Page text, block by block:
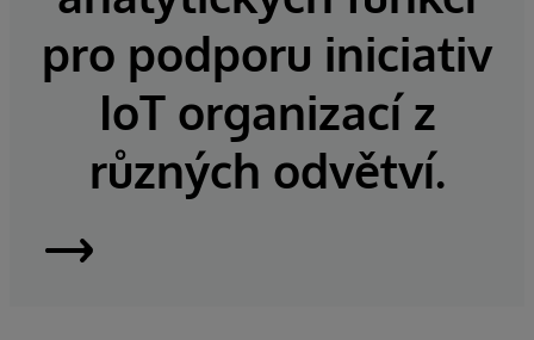
pro podporu iniciativ
IoT organizací z
různých odvětví.
InterSystems